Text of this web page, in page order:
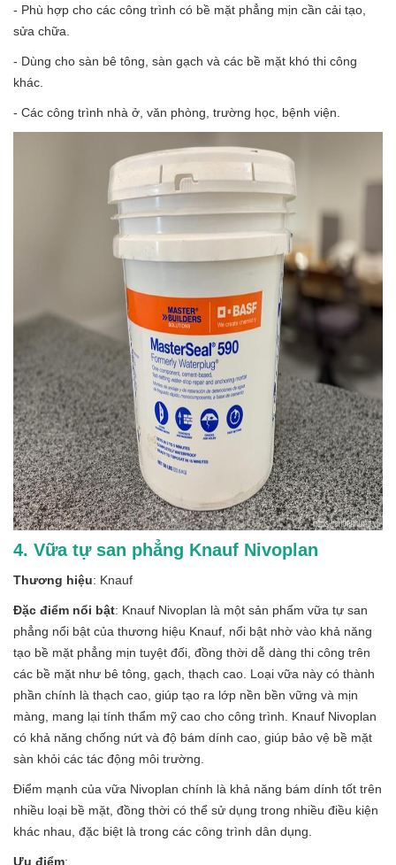
- Phù hợp cho các công trình có bề mặt phẳng mịn cần cải tạo,
sửa chữa.
- Dùng cho sàn bê tông, sàn gạch và các bề mặt khó thi công
khác.
- Các công trình nhà ở, văn phòng, trường học, bệnh viện.
4. Vữa tự san phẳng Knauf Nivoplan
Thương hiệu: Knauf
Đặc điểm nổi bật: Knauf Nivoplan là một sản phẩm vữa tự san
phẳng nổi bật của thương hiệu Knauf, nổi bật nhờ vào khả năng
tạo bề mặt phẳng mịn tuyệt đối, đồng thời dễ dàng thi công trên
các bề mặt như bê tông, gạch, thạch cao. Loại vữa này có thành
phần chính là thạch cao, giúp tạo ra lớp nền bền vững và mịn
màng, mang lại tính thẩm mỹ cao cho công trình. Knauf Nivoplan
có khả năng chống nứt và độ bám dính cao, giúp bảo vệ bề mặt
sàn khỏi các tác động môi trường.
Điểm mạnh của vữa Nivoplan chính là khả năng bám dính tốt trên
nhiều loại bề mặt, đồng thời có thể sử dụng trong nhiều điều kiện
khác nhau, đặc biệt là trong các công trình dân dụng.
Ưu điểm: